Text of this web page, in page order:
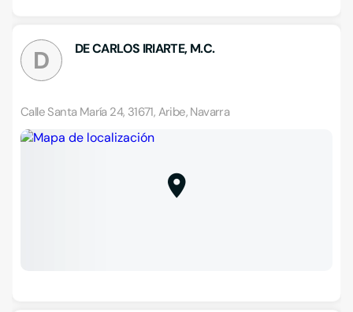
D DE CARLOS IRIARTE, M.C.
Calle Santa María 24, 31671, Aribe, Navarra